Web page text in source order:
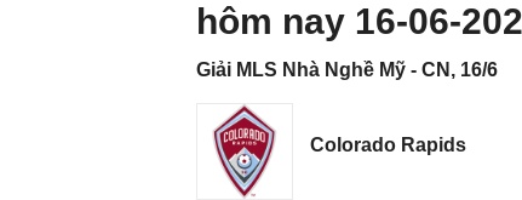
hôm nay 16-06-
Giải MLS Nhà Nghề Mỹ - CN, 16/6
Colorado Rapids